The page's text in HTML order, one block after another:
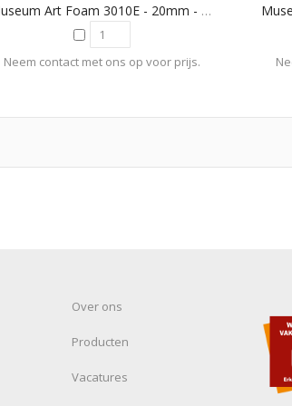
Museum Art Foam 3010E - 20mm - Antraciet
Neem contact met ons op voor prijs.
Over ons
Producten
Vacatures